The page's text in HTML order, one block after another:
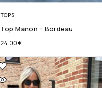
TOPS
Top Manon – Bordeau
24.00€